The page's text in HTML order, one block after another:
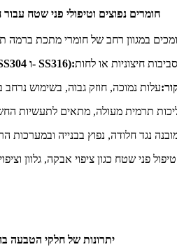
חומרים נפוצים וטיפולי פני שטח
נירוסטה (כגון SS304 ו- SS316):
יתרונות של חלקי הטבעה